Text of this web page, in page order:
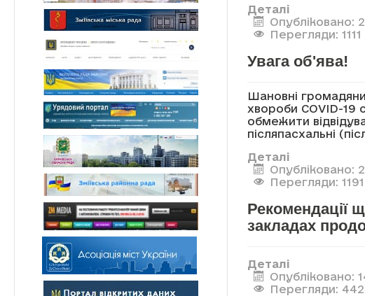
Деталі
Опубліковано:
Перегляди: 1111
Увага об'ява!
Шановні
хвороби COVID-19
обмежити
післяпасхальні
Деталі
Опубліковано:
Перегляди: 1191
Рекомендації
закладах
Деталі
Опубліковано:
Перегляди: 442